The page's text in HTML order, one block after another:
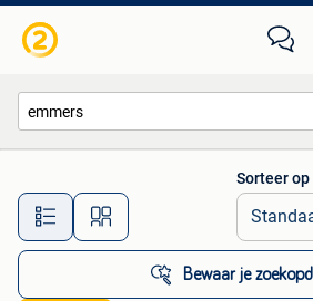
Alle afstanden…
Sorteer op
Bewaar je